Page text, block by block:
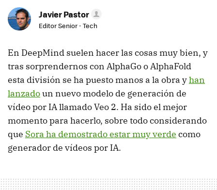
Javier Pastor
Editor Senior - Tech
En DeepMind suelen hacer las cosas muy bien, y
tras sorprendernos con AlphaGo o AlphaFold
esta división se ha puesto manos a la obra yhan
lanzadoun nuevo modelo de generación de
vídeo por IA llamado Veo 2. Ha sido el mejor
momento para hacerlo, sobre todo considerando
que Sora ha demostrado estar muy verde como
generador de vídeos por IA.